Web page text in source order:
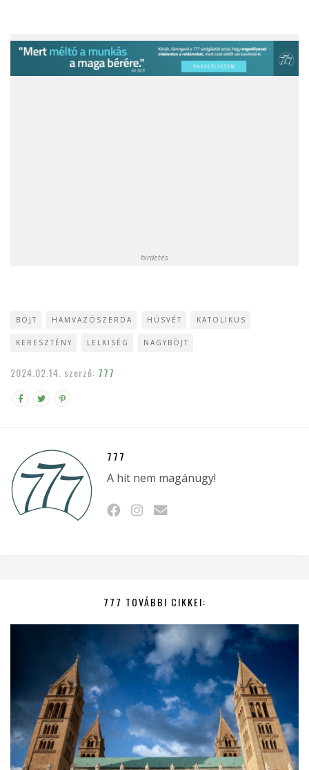
hirdetés
BÖJT HAMVAZÓSZERDA HÚSVÉT KATOLIKUS
KERESZTÉNY LELKISÉG NAGYBÖJT
2024.02.14. szerző: 777
777
A hit nem magánügy!
777 TOVÁBBI CIKKEI: